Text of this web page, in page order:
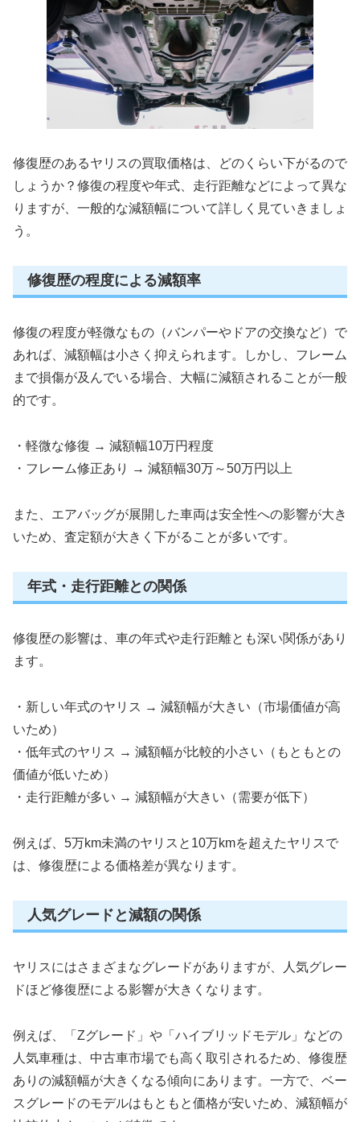
修復歴のあるヤリスの買取価格は、どのくらい下がるので
しょうか？修復の程度や年式、走行距離などによって異な
りますが、一般的な減額幅について詳しく見ていきましょ
う。
修復歴の程度による減額率
修復の程度が軽微なもの（バンパーやドアの交換など）で
あれば、減額幅は小さく抑えられます。しかし、フレーム
まで損傷が及んでいる場合、大幅に減額されることが一般
的です。
・軽微な修復 → 減額幅10万円程度
・フレーム修正あり → 減額幅30万～50万円以上
また、エアバッグが展開した車両は安全性への影響が大き
いため、査定額が大きく下がることが多いです。
年式・走行距離との関係
修復歴の影響は、車の年式や走行距離とも深い関係があり
ます。
・新しい年式のヤリス → 減額幅が大きい（市場価値が高
いため）
・低年式のヤリス → 減額幅が比較的小さい（もともとの
価値が低いため）
・走行距離が多い → 減額幅が大きい（需要が低下）
例えば、5万km未満のヤリスと10万kmを超えたヤリスで
は、修復歴による価格差が異なります。
人気グレードと減額の関係
ヤリスにはさまざまなグレードがありますが、人気グレー
ドほど修復歴による影響が大きくなります。
例えば、「Zグレード」や「ハイブリッドモデル」などの
人気車種は、中古車市場でも高く取引されるため、修復歴
ありの減額幅が大きくなる傾向にあります。一方で、ベー
スグレードのモデルはもともと価格が安いため、減額幅が